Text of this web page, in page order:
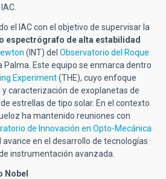
el IAC con el objetivo de supervisar la
espectrógrafo de alta estabilidad
(INT) del Observatorio del Roque
Palma. Este equipo se enmarca dentro
Experiment(THE), cuyo enfoque
caracterización de exoplanetas de
estrellas de tipo solar. En el contexto
ha mantenido reuniones con
de Innovación en Opto-Mecánica
en el desarrollo de tecnologías
instrumentación avanzada.
Nobel